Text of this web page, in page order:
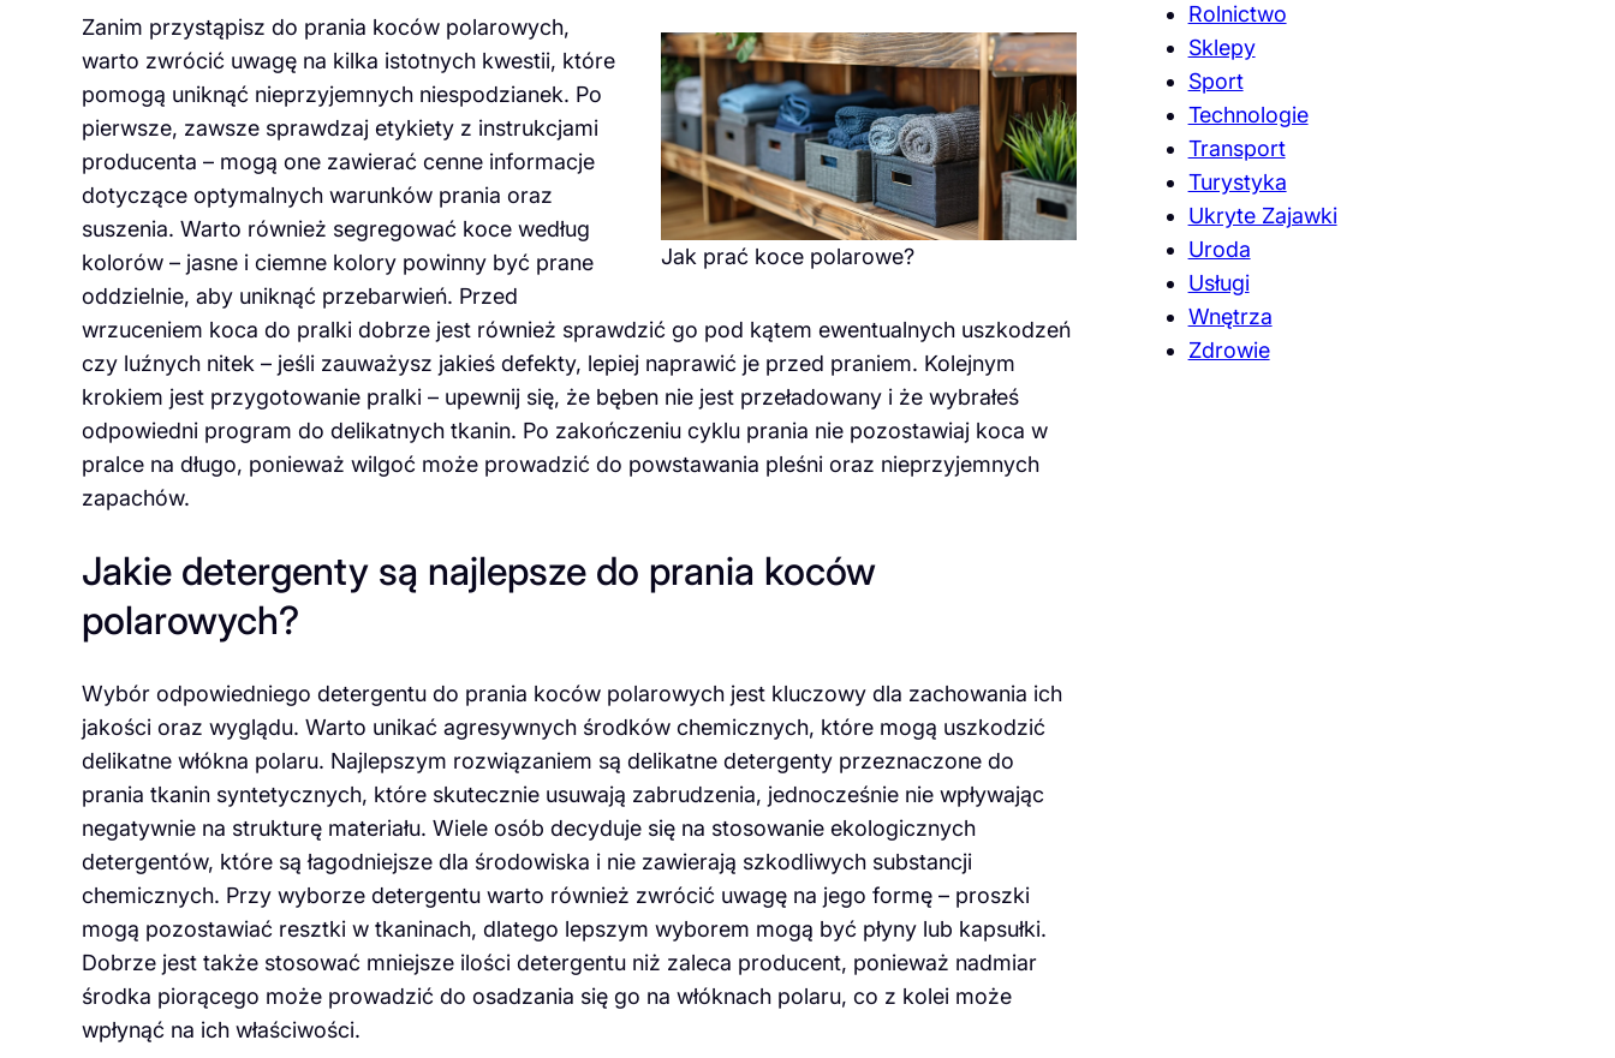
Jak prać koce polarowe?
Zanim przystąpisz do prania koców polarowych,
warto zwrócić uwagę na kilka istotnych kwestii, które
pomogą uniknąć nieprzyjemnych niespodzianek. Po
pierwsze, zawsze sprawdzaj etykiety z instrukcjami
producenta – mogą one zawierać cenne informacje
dotyczące optymalnych warunków prania oraz
suszenia. Warto również segregować koce według
kolorów – jasne i ciemne kolory powinny być prane
oddzielnie, aby uniknąć przebarwień. Przed
wrzuceniem koca do pralki dobrze jest również sprawdzić go pod kątem ewentualnych uszkodzeń
czy luźnych nitek – jeśli zauważysz jakieś defekty, lepiej naprawić je przed praniem. Kolejnym
krokiem jest przygotowanie pralki – upewnij się, że bęben nie jest przeładowany i że wybrałeś
odpowiedni program do delikatnych tkanin. Po zakończeniu cyklu prania nie pozostawiaj koca w
pralce na długo, ponieważ wilgoć może prowadzić do powstawania pleśni oraz nieprzyjemnych
zapachów.
Jakie detergenty są najlepsze do prania koców
polarowych?
Wybór odpowiedniego detergentu do prania koców polarowych jest kluczowy dla zachowania ich
jakości oraz wyglądu. Warto unikać agresywnych środków chemicznych, które mogą uszkodzić
delikatne włókna polaru. Najlepszym rozwiązaniem są delikatne detergenty przeznaczone do
prania tkanin syntetycznych, które skutecznie usuwają zabrudzenia, jednocześnie nie wpływając
negatywnie na strukturę materiału. Wiele osób decyduje się na stosowanie ekologicznych
detergentów, które są łagodniejsze dla środowiska i nie zawierają szkodliwych substancji
chemicznych. Przy wyborze detergentu warto również zwrócić uwagę na jego formę – proszki
mogą pozostawiać resztki w tkaninach, dlatego lepszym wyborem mogą być płyny lub kapsułki.
Dobrze jest także stosować mniejsze ilości detergentu niż zaleca producent, ponieważ nadmiar
środka piorącego może prowadzić do osadzania się go na włóknach polaru, co z kolei może
wpłynąć na ich właściwości.
Rolnictwo
Sklepy
Sport
Technologie
Transport
Turystyka
Ukryte Zajawki
Uroda
Usługi
Wnętrza
Zdrowie